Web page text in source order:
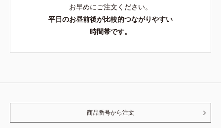
お早めにご注文ください。
平日のお昼前後が比較的つながりやすい
時間帯です。
商品番号から注文